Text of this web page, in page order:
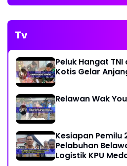
Tv
Peluk Hangat
Kotis Gelar
Relawan Wak
Kesiapan Pemilu
Pelabuhan
Logistik KPU